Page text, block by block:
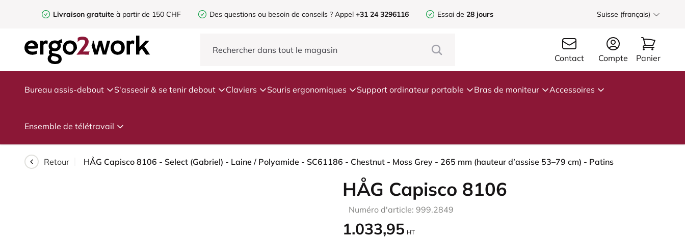
Livraison gratuite à partir de 150 CHF Des questions ou besoin de conseils ? Appel +31 24 3296116 Essai de 28 jours Suisse (français)
Contact Compte Panier
Bureau assis-debout S'asseoir & se tenir debout Claviers Souris ergonomiques Support ordinateur portable Bras de moniteur Accessoires
Ensemble de télétravail
Retour HÅG Capisco 8106 - Select (Gabriel) - Laine / Polyamide - SC61186 - Chestnut - Moss Grey - 265 mm (hauteur d’assise 53–79 cm) - Patins
HÅG Capisco 8106
Numéro d'article: 999.2849
1.033,95 HT